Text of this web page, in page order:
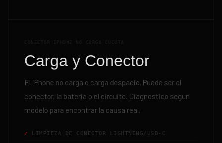
CONECTOR IPHONE NO CARGA CUCUTA
Carga y Conector
El iPhone no carga o carga despacio. Puede ser el
conector, la bateria o el circuito. Diagnostico segun
modelo para encontrar la causa real.
LIMPIEZA DE CONECTOR LIGHTNING/USB-C